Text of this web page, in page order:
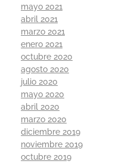
mayo 2021
abril 2021
marzo 2021
enero 2021
octubre 2020
agosto 2020
julio 2020
mayo 2020
abril 2020
marzo 2020
diciembre 2019
noviembre 2019
octubre 2019